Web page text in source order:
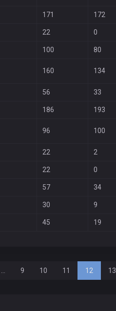
171 172
22 0
100 80
160 134
56 33
186 193
96 100
22 2
22 0
57 34
30 9
45 19
9 10 11 12 13